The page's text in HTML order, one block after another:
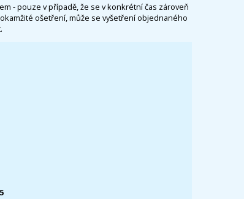
- pouze v případě, že se v konkrétní čas zároveň
ošetření, může se vyšetření objednaného